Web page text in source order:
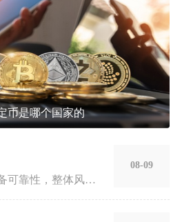
币是哪个国家的
LDC交易所跟单并不具备可靠性，整体风险极高，不建议普通投资
08-09